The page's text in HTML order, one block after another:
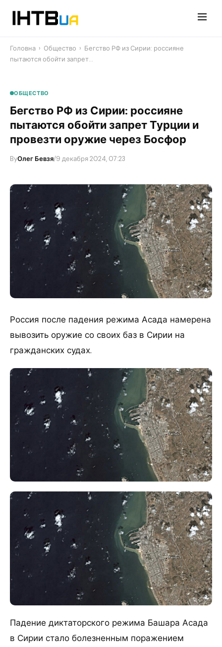
Головна › Общество › Бегство РФ из Сирии: россияне
пытаются обойти запрет…
ОБЩЕСТВО
Бегство РФ из Сирии: россияне
пытаются обойти запрет Турции и
провезти оружие через Босфор
ByОлег Бевзя/9 декабря 2024, 07:23
Россия после падения режима Асада намерена
вывозить оружие со своих баз в Сирии на
гражданских судах.
Падение диктаторского режима Башара Асада
в Сирии стало болезненным поражением